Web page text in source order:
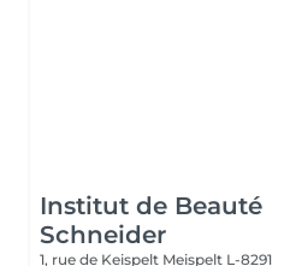
Institut de Beauté
Schneider
1, rue de Keispelt Meispelt L-8291